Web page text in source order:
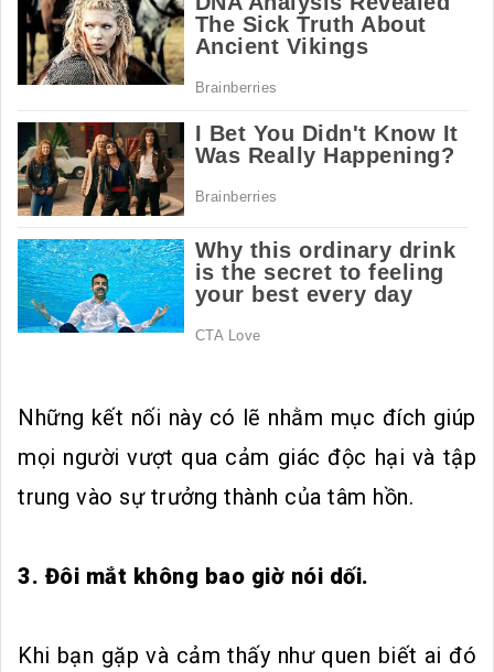
Những kết nối này có lẽ nhằm mục đích giúp
mọi người vượt qua cảm giác độc hại và tập
trung vào sự trưởng thành của tâm hồn.
3. Đôi mắt không bao giờ nói dối.
Khi bạn gặp và cảm thấy như quen biết ai đó